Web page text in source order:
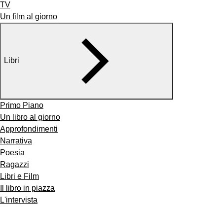
TV
Un film al giorno
Libri
Primo Piano
Un libro al giorno
Approfondimenti
Narrativa
Poesia
Ragazzi
Libri e Film
Il libro in piazza
L'intervista